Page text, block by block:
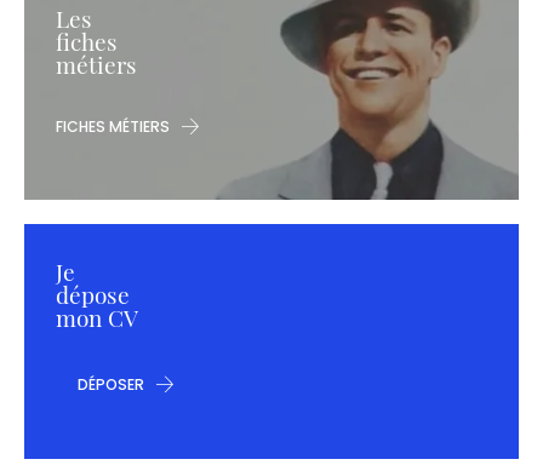
Les
fiches
métiers
FICHES MÉTIERS
Je
dépose
mon CV
DÉPOSER